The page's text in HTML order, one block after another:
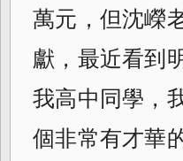
萬元，但沈嶸
獻，最近看到
我高中同學，
個非常有才華